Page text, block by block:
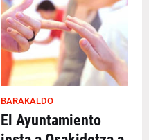
BARAKALDO
El Ayuntamiento